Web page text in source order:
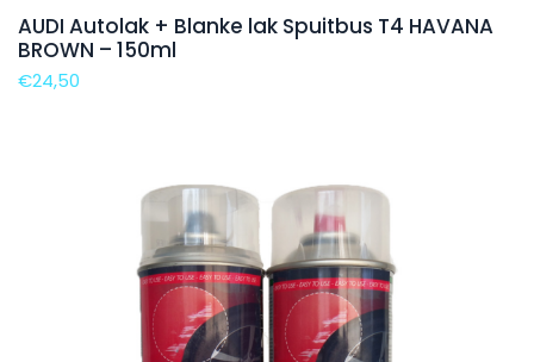
AUDI Autolak + Blanke lak Spuitbus T4 HAVANA
BROWN – 150ml
€24,50